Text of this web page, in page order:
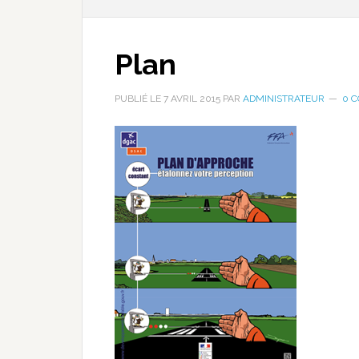
Plan
PUBLIÉ LE 7 AVRIL 2015 PAR ADMINISTRATEUR 0